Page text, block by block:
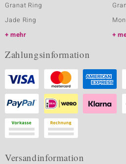
Granat Ring
Jade Ring
mehr
Zahlungsinformation
Versandinformation